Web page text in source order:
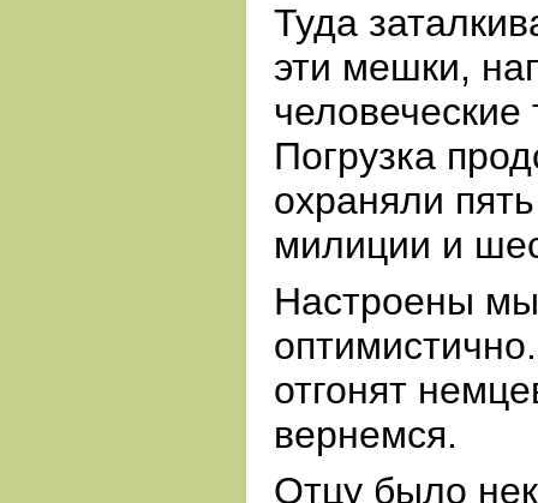
Туда
эти мешки,
Погрузка
охраняли
милиции и
Настроены
отгонят
вернемся.
Отцу было